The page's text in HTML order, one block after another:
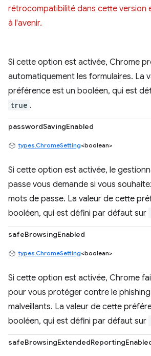
rétrocompatibilité dans cette version
à l'avenir.
Si cette option est activée, Chrome
automatiquement les formulaires. La
préférence est un booléen, qui est
true .
passwordSavingEnabled
types.ChromeSetting<boolean>
Si cette option est activée, le
passe vous demande si vous
mots de passe. La valeur de cette
booléen, qui est défini par défaut sur
safeBrowsingEnabled
types.ChromeSetting<boolean>
Si cette option est activée, Chrome
pour vous protéger contre le
malveillants. La valeur de cette
booléen, qui est défini par défaut sur